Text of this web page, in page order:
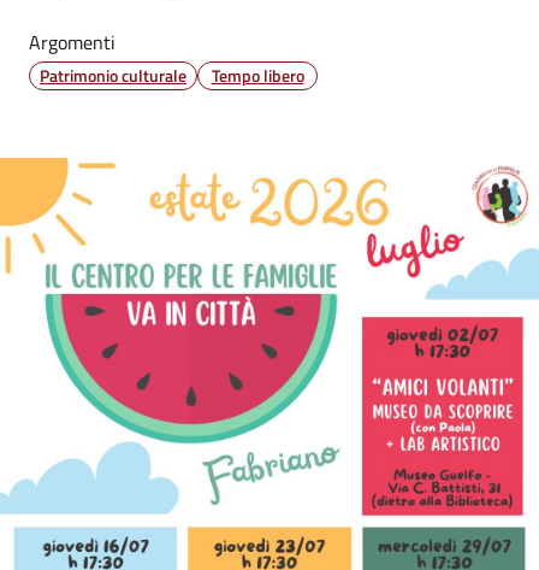
Argomenti
Patrimonio culturale Tempo libero